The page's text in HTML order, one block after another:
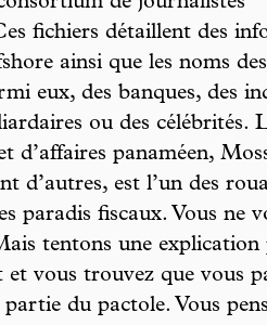
fichiers détaillent des
ainsi que les noms des
eux, des banques, des
ou des célébrités.
d’affaires panaméen,
d’autres, est l’un des
paradis fiscaux. Vous ne
tentons une explication
et vous trouvez que vous
du pactole. Vous